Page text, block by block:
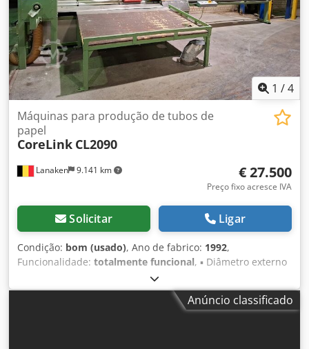
1 /4
Lanaken 9.141 km
Máquinas para produção de tubos de
papel
CoreLink CL2090
€ 27.500
Preço fixo acresce IVA
Solicitar Ligar
Condição: bom (usado), Ano de fabrico: 1992,
Funcionalidade: totalmente funcional, ▪ Diâmetro externo
do núcleo: máx. 250 mm ▪ Diâmetro interno do núcleo:
máx. 200 mm ▪ Comprimento do núcleo (entrada): máx.
5000 mm ▪ Comprimento de corte: 100 – 2500 mm Djdpfjy
Anúncio classificado